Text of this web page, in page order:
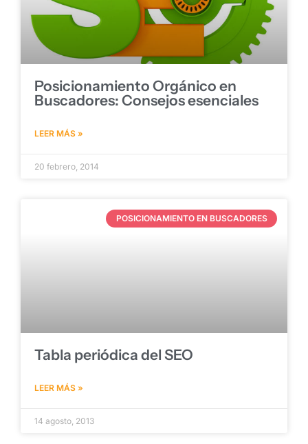
Posicionamiento Orgánico en
Buscadores: Consejos esenciales
LEER MÁS »
20 febrero, 2014
POSICIONAMIENTO EN BUSCADORES
Tabla periódica del SEO
LEER MÁS »
14 agosto, 2013